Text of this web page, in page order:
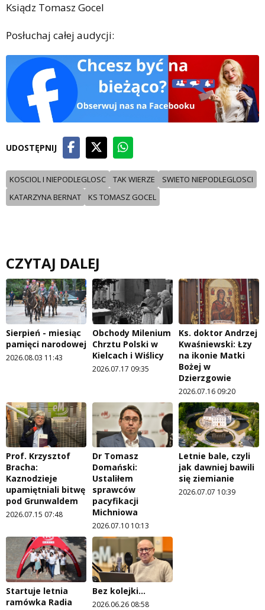
Ksiądz Tomasz Gocel
Posłuchaj całej audycji:
UDOSTĘPNIJ
KOSCIOL I NIEPODLEGLOSC TAK WIERZE
SWIETO NIEPODLEGLOSCI
KATARZYNA BERNAT
KS TOMASZ GOCEL
CZYTAJ DALEJ
Sierpień - miesiąc
pamięci narodowej
2026.08.03 11:43
Obchody Milenium
Chrztu Polski w
Kielcach i Wiślicy
2026.07.17 09:35
Ks. doktor Andrzej
Kwaśniewski: Łzy
na ikonie Matki
Bożej w
Dzierzgowie
2026.07.16 09:20
Prof. Krzysztof
Bracha:
Kaznodzieje
upamiętniali bitwę
pod Grunwaldem
2026.07.15 07:48
Dr Tomasz
Domański:
Ustaliłem
sprawców
pacyfikacji
Michniowa
2026.07.10 10:13
Letnie bale, czyli
jak dawniej bawili
się ziemianie
2026.07.07 10:39
Startuje letnia
ramówka Radia
Bez kolejki...
2026.06.26 08:58